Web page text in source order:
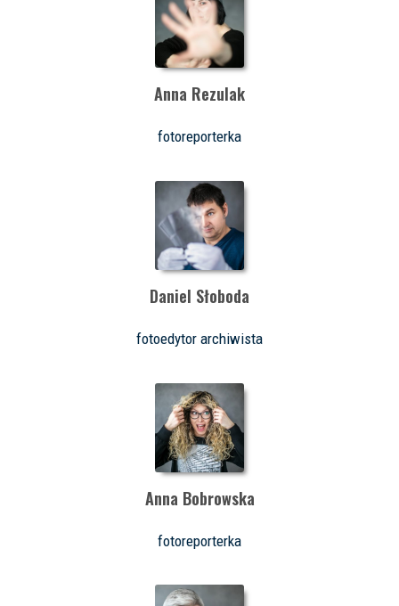
Anna Rezulak
fotoreporterka
Daniel Słoboda
fotoedytor archiwista
Anna Bobrowska
fotoreporterka